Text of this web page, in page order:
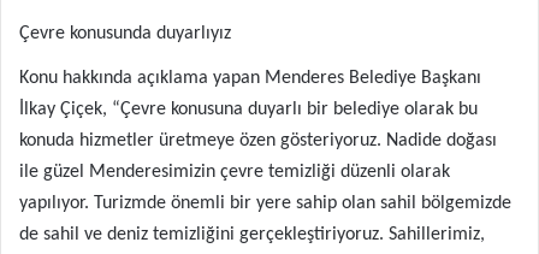
Çevre konusunda duyarlıyız
Konu hakkında açıklama yapan Menderes Belediye Başkanı
İlkay Çiçek, “Çevre konusuna duyarlı bir belediye olarak bu
konuda hizmetler üretmeye özen gösteriyoruz. Nadide doğası
ile güzel Menderesimizin çevre temizliği düzenli olarak
yapılıyor. Turizmde önemli bir yere sahip olan sahil bölgemizde
de sahil ve deniz temizliğini gerçekleştiriyoruz. Sahillerimiz,